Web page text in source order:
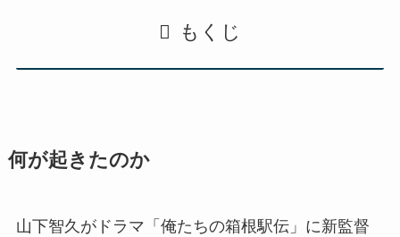
もくじ
何が起きたのか
山下智久がドラマ「俺たちの箱根駅伝」に新監督